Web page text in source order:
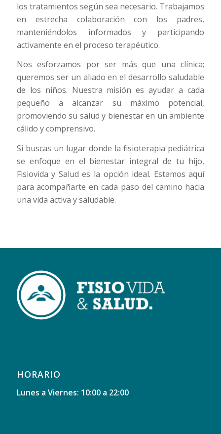
los tratamientos según sea necesario. Trabajamos
en estrecha colaboración con los padres,
manteniéndolos informados y participando
activamente en el proceso terapéutico.
Nos esforzamos por ser más que una clínica;
queremos ser un aliado en el desarrollo saludable
de los niños. Nuestra misión es ayudar a cada
pequeño a alcanzar su máximo potencial,
promoviendo su salud y bienestar en un ambiente
cálido y comprensivo.
Si buscas un lugar donde la fisioterapia pediátrica
se enfoque en el bienestar integral de tu hijo,
Fisiovida y Salud es la opción ideal. Estamos aquí
para acompañarte en cada paso del camino hacia
una vida activa y saludable.
HORARIO
Lunes a Viernes: 10:00 a 22:00